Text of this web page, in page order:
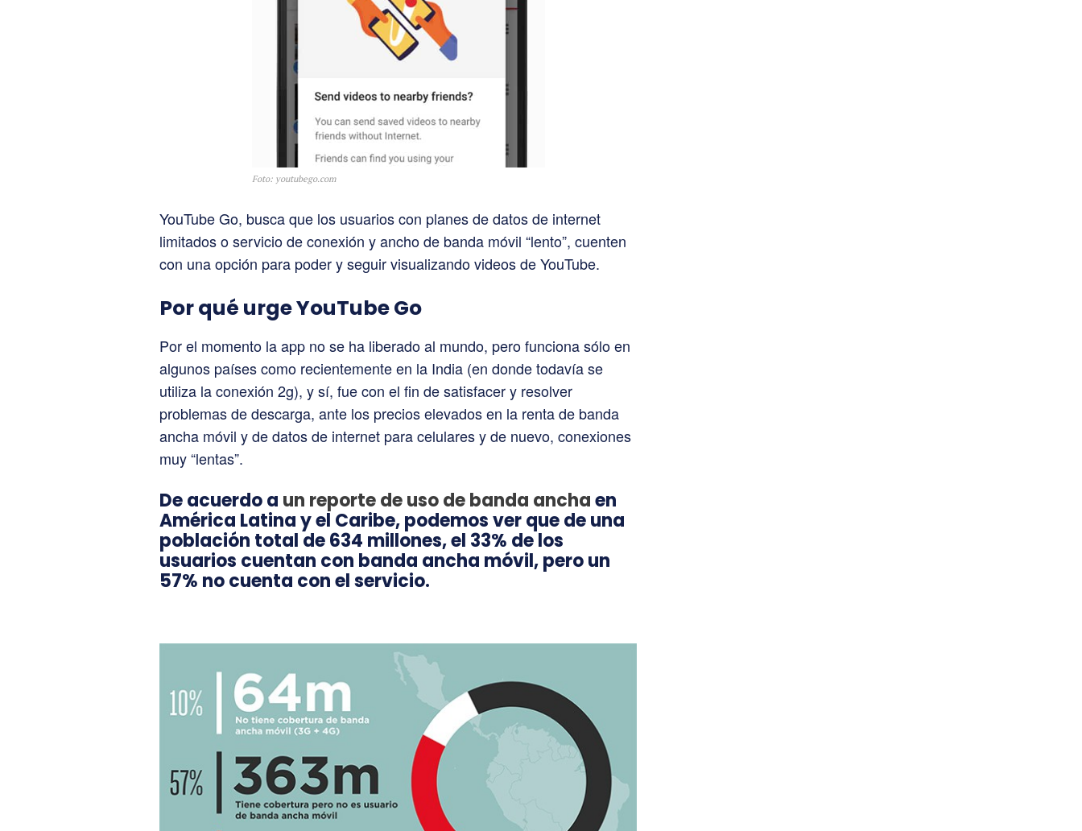
Foto: youtubego.com
YouTube Go, busca que los usuarios con planes de datos de internet
limitados o servicio de conexión y ancho de banda móvil “lento”, cuenten
con una opción para poder y seguir visualizando videos de YouTube.
Por qué urge YouTube Go
Por el momento la app no se ha liberado al mundo, pero funciona sólo en
algunos países como recientemente en la India (en donde todavía se
utiliza la conexión 2g), y sí, fue con el fin de satisfacer y resolver
problemas de descarga, ante los precios elevados en la renta de banda
ancha móvil y de datos de internet para celulares y de nuevo, conexiones
muy “lentas”.
De acuerdo a un reporte de uso de banda anchaen
América Latina y el Caribe, podemos ver que de una
población total de 634 millones, el 33% de los
usuarios cuentan con banda ancha móvil, pero un
57% no cuenta con el servicio.